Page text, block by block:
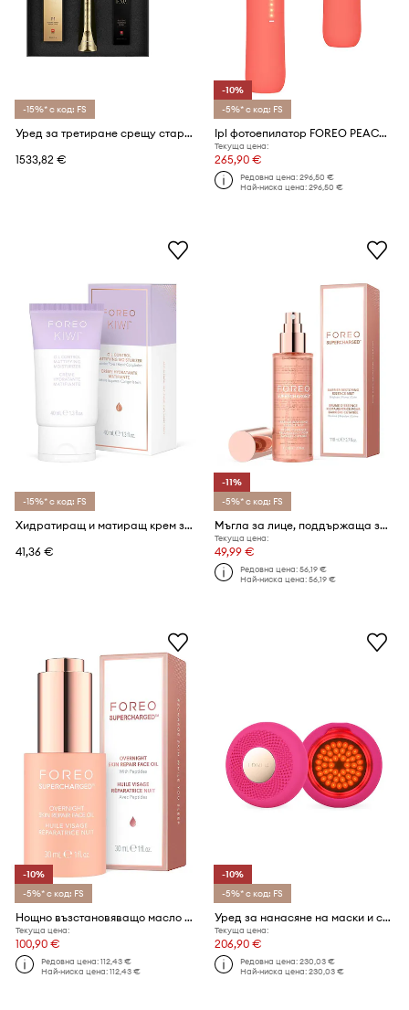
-15%* с код: FS
Уред за третиране срещу стареене FOREO FAQ 103 Diamond Set (Black Diamond)
1533,82 €
-10%
-5%* с код: FS
Ipl фотоепилатор FOREO PEACH 2 go Peach
Текуща цена:
265,90 €
Редовна цена:296,50 €
Най-ниска цена:296,50 €
-15%* с код: FS
Хидратиращ и матиращ крем за мазна кожа FOREO KIWI Oil Control Mattifying Moisturizer 40mL
41,36 €
-11%
-5%* с код: FS
Мъгла за лице, поддържаща защитната бариера FOREO SUPERCHARGED Barrier Restoring Essence Mist 110mL
Текуща цена:
49,99 €
Редовна цена:56,19 €
Най-ниска цена:56,19 €
-10%
-5%* с код: FS
Нощно възстановяващо масло за лице FOREO SUPERCHARGED Overnight Skin Repair Face Oil 30mL
Текуща цена:
100,90 €
Редовна цена:112,43 €
Най-ниска цена:112,43 €
-10%
-5%* с код: FS
Уред за нанасяне на маски и светлинна терапия FOREO UFO™ 3 LED
Текуща цена:
206,90 €
Редовна цена:230,03 €
Най-ниска цена:230,03 €